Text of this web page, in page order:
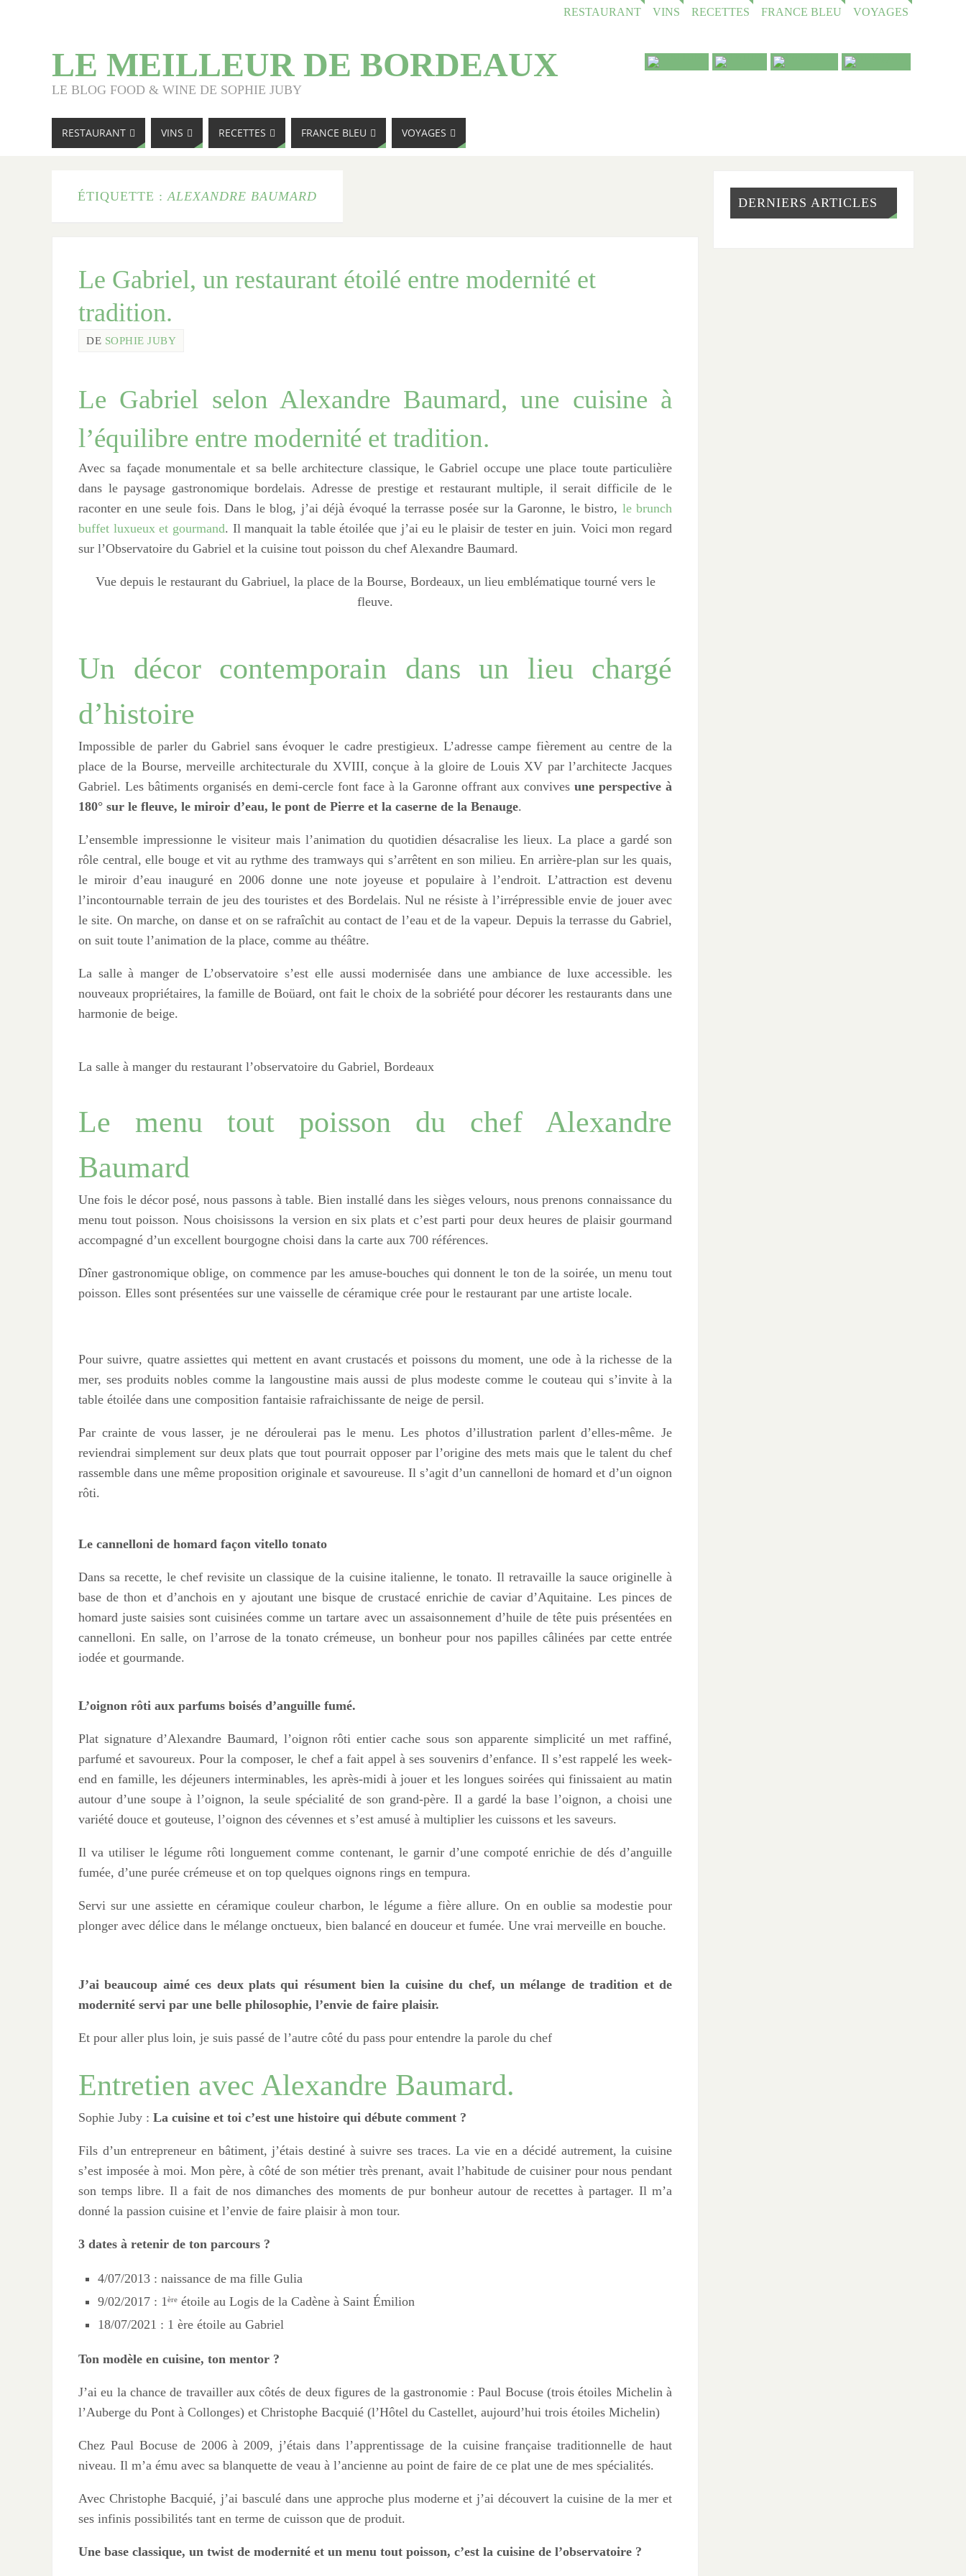
RESTAURANT VINS RECETTES FRANCE BLEU VOYAGES
LE MEILLEUR DE BORDEAUX
LE BLOG FOOD & WINE DE SOPHIE JUBY
RESTAURANT VINS RECETTES FRANCE BLEU VOYAGES
ÉTIQUETTE :ALEXANDRE BAUMARD
Le Gabriel, un restaurant étoilé entre modernité et
tradition.
DE SOPHIE JUBY
Le Gabriel selon Alexandre Baumard, une cuisine à
l’équilibre entre modernité et tradition.
Avec sa façade monumentale et sa belle architecture classique, le Gabriel occupe une place toute particulière
dans le paysage gastronomique bordelais. Adresse de prestige et restaurant multiple, il serait difficile de le
raconter en une seule fois. Dans le blog, j’ai déjà évoqué la terrasse posée sur la Garonne, le bistro, le brunch
buffet luxueux et gourmand. Il manquait la table étoilée que j’ai eu le plaisir de tester en juin. Voici mon regard
sur l’Observatoire du Gabriel et la cuisine tout poisson du chef Alexandre Baumard.
Vue depuis le restaurant du Gabriuel, la place de la Bourse, Bordeaux, un lieu emblématique tourné vers le
fleuve.
Un décor contemporain dans un lieu chargé
d’histoire
Impossible de parler du Gabriel sans évoquer le cadre prestigieux. L’adresse campe fièrement au centre de la
place de la Bourse, merveille architecturale du XVIII, conçue à la gloire de Louis XV par l’architecte Jacques
Gabriel. Les bâtiments organisés en demi-cercle font face à la Garonne offrant aux convives une perspective à
180° sur le fleuve, le miroir d’eau, le pont de Pierre et la caserne de la Benauge.
L’ensemble impressionne le visiteur mais l’animation du quotidien désacralise les lieux. La place a gardé son
rôle central, elle bouge et vit au rythme des tramways qui s’arrêtent en son milieu. En arrière-plan sur les quais,
le miroir d’eau inauguré en 2006 donne une note joyeuse et populaire à l’endroit. L’attraction est devenu
l’incontournable terrain de jeu des touristes et des Bordelais. Nul ne résiste à l’irrépressible envie de jouer avec
le site. On marche, on danse et on se rafraîchit au contact de l’eau et de la vapeur. Depuis la terrasse du Gabriel,
on suit toute l’animation de la place, comme au théâtre.
La salle à manger de L’observatoire s’est elle aussi modernisée dans une ambiance de luxe accessible. les
nouveaux propriétaires, la famille de Boüard, ont fait le choix de la sobriété pour décorer les restaurants dans une
harmonie de beige.
La salle à manger du restaurant l’observatoire du Gabriel, Bordeaux
Le menu tout poisson du chef Alexandre
Baumard
Une fois le décor posé, nous passons à table. Bien installé dans les sièges velours, nous prenons connaissance du
menu tout poisson. Nous choisissons la version en six plats et c’est parti pour deux heures de plaisir gourmand
accompagné d’un excellent bourgogne choisi dans la carte aux 700 références.
Dîner gastronomique oblige, on commence par les amuse-bouches qui donnent le ton de la soirée, un menu tout
poisson. Elles sont présentées sur une vaisselle de céramique crée pour le restaurant par une artiste locale.
Pour suivre, quatre assiettes qui mettent en avant crustacés et poissons du moment, une ode à la richesse de la
mer, ses produits nobles comme la langoustine mais aussi de plus modeste comme le couteau qui s’invite à la
table étoilée dans une composition fantaisie rafraichissante de neige de persil.
Par crainte de vous lasser, je ne déroulerai pas le menu. Les photos d’illustration parlent d’elles-même. Je
reviendrai simplement sur deux plats que tout pourrait opposer par l’origine des mets mais que le talent du chef
rassemble dans une même proposition originale et savoureuse. Il s’agit d’un cannelloni de homard et d’un oignon
rôti.
Le cannelloni de homard façon vitello tonato
Dans sa recette, le chef revisite un classique de la cuisine italienne, le tonato. Il retravaille la sauce originelle à
base de thon et d’anchois en y ajoutant une bisque de crustacé enrichie de caviar d’Aquitaine. Les pinces de
homard juste saisies sont cuisinées comme un tartare avec un assaisonnement d’huile de tête puis présentées en
cannelloni. En salle, on l’arrose de la tonato crémeuse, un bonheur pour nos papilles câlinées par cette entrée
iodée et gourmande.
L’oignon rôti aux parfums boisés d’anguille fumé.
Plat signature d’Alexandre Baumard, l’oignon rôti entier cache sous son apparente simplicité un met raffiné,
parfumé et savoureux. Pour la composer, le chef a fait appel à ses souvenirs d’enfance. Il s’est rappelé les week-
end en famille, les déjeuners interminables, les après-midi à jouer et les longues soirées qui finissaient au matin
autour d’une soupe à l’oignon, la seule spécialité de son grand-père. Il a gardé la base l’oignon, a choisi une
variété douce et gouteuse, l’oignon des cévennes et s’est amusé à multiplier les cuissons et les saveurs.
Il va utiliser le légume rôti longuement comme contenant, le garnir d’une compoté enrichie de dés d’anguille
fumée, d’une purée crémeuse et on top quelques oignons rings en tempura.
Servi sur une assiette en céramique couleur charbon, le légume a fière allure. On en oublie sa modestie pour
plonger avec délice dans le mélange onctueux, bien balancé en douceur et fumée. Une vrai merveille en bouche.
J’ai beaucoup aimé ces deux plats qui résument bien la cuisine du chef, un mélange de tradition et de
modernité servi par une belle philosophie, l’envie de faire plaisir.
Et pour aller plus loin, je suis passé de l’autre côté du pass pour entendre la parole du chef
Entretien avec Alexandre Baumard.
Sophie Juby : La cuisine et toi c’est une histoire qui débute comment ?
Fils d’un entrepreneur en bâtiment, j’étais destiné à suivre ses traces. La vie en a décidé autrement, la cuisine
s’est imposée à moi. Mon père, à côté de son métier très prenant, avait l’habitude de cuisiner pour nous pendant
son temps libre. Il a fait de nos dimanches des moments de pur bonheur autour de recettes à partager. Il m’a
donné la passion cuisine et l’envie de faire plaisir à mon tour.
3 dates à retenir de ton parcours ?
4/07/2013 : naissance de ma fille Gulia
9/02/2017 : 1ère étoile au Logis de la Cadène à Saint Émilion
18/07/2021 : 1 ère étoile au Gabriel
Ton modèle en cuisine, ton mentor ?
J’ai eu la chance de travailler aux côtés de deux figures de la gastronomie : Paul Bocuse (trois étoiles Michelin à
l’Auberge du Pont à Collonges) et Christophe Bacquié (l’Hôtel du Castellet, aujourd’hui trois étoiles Michelin)
Chez Paul Bocuse de 2006 à 2009, j’étais dans l’apprentissage de la cuisine française traditionnelle de haut
niveau. Il m’a ému avec sa blanquette de veau à l’ancienne au point de faire de ce plat une de mes spécialités.
Avec Christophe Bacquié, j’ai basculé dans une approche plus moderne et j’ai découvert la cuisine de la mer et
ses infinis possibilités tant en terme de cuisson que de produit.
Une base classique, un twist de modernité et un menu tout poisson, c’est la cuisine de l’observatoire ?
DERNIERS ARTICLES